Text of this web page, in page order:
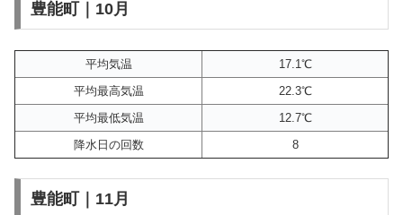
豊能町｜10月
平均気温
17.1℃
平均最高気温
22.3℃
平均最低気温
12.7℃
降水日の回数
8
豊能町｜11月